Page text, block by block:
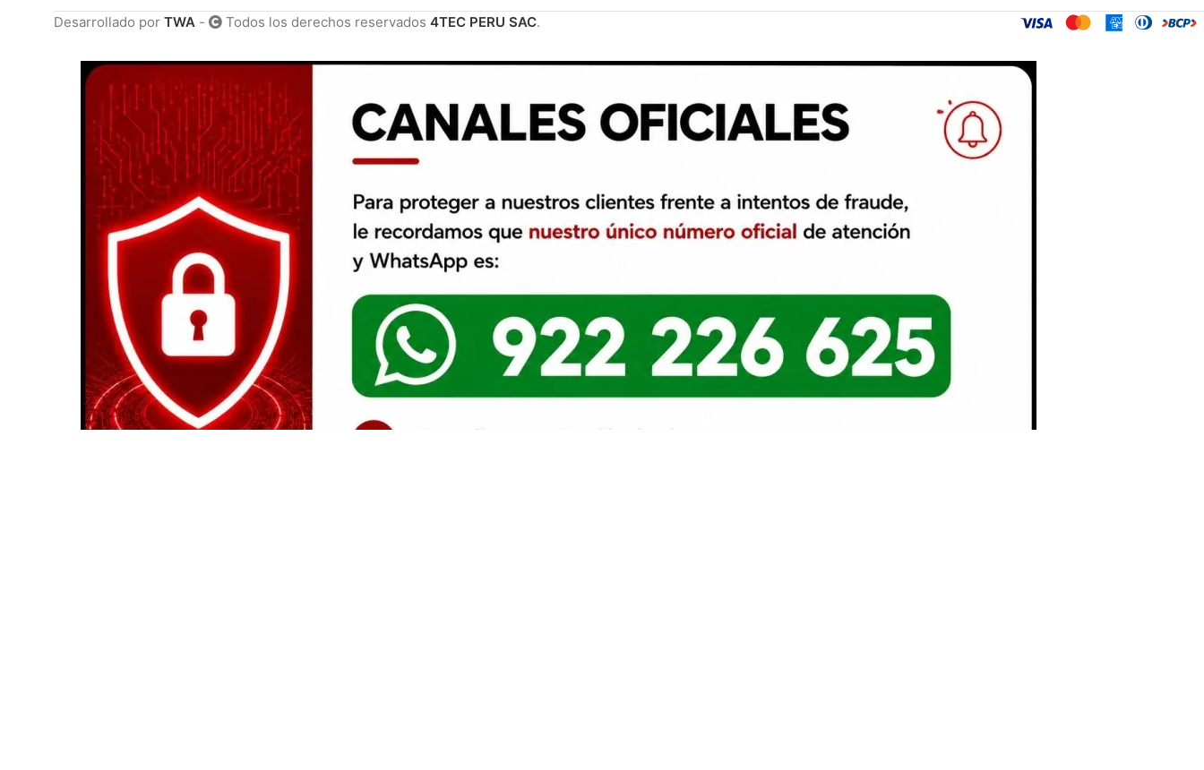
Desarrollado por TWA - Todos los derechos reservados 4TEC PERU SAC.